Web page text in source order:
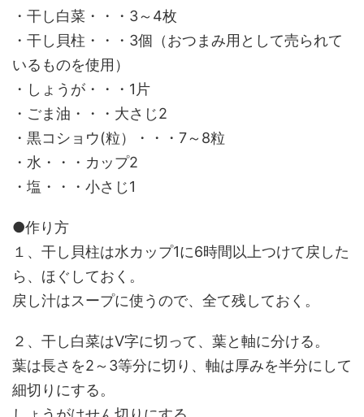
・干し白菜・・・3～4枚
・干し貝柱・・・3個（おつまみ用として売られて
いるものを使用）
・しょうが・・・1片
・ごま油・・・大さじ2
・黒コショウ(粒）・・・7～8粒
・水・・・カップ2
・塩・・・小さじ1
●作り方
１、干し貝柱は水カップ1に6時間以上つけて戻した
ら、ほぐしておく。
戻し汁はスープに使うので、全て残しておく。
２、干し白菜はV字に切って、葉と軸に分ける。
葉は長さを2～3等分に切り、軸は厚みを半分にして
細切りにする。